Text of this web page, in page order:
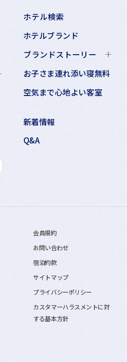
ホテル検索
ホテルブランド
ブランドストーリー
お子さま連れ添い寝無料
空気まで心地よい客室
新着情報
Q&A
会員規約
お問い合わせ
宿泊約款
サイトマップ
プライバシーポリシー
カスタマーハラスメントに対
する基本方針